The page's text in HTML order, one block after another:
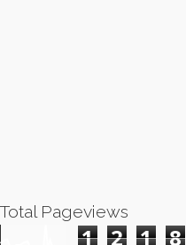
Total Pageviews
1 2 1 8